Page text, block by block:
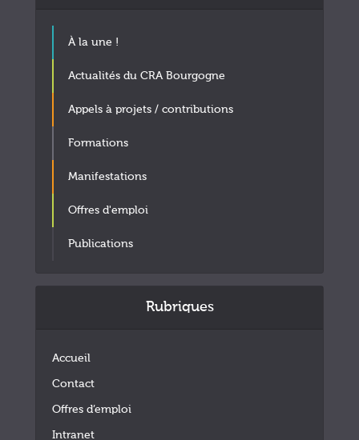
À la une !
Actualités du CRA Bourgogne
Appels à projets / contributions
Formations
Manifestations
Offres d'emploi
Publications
Rubriques
Accueil
Contact
Offres d’emploi
Intranet